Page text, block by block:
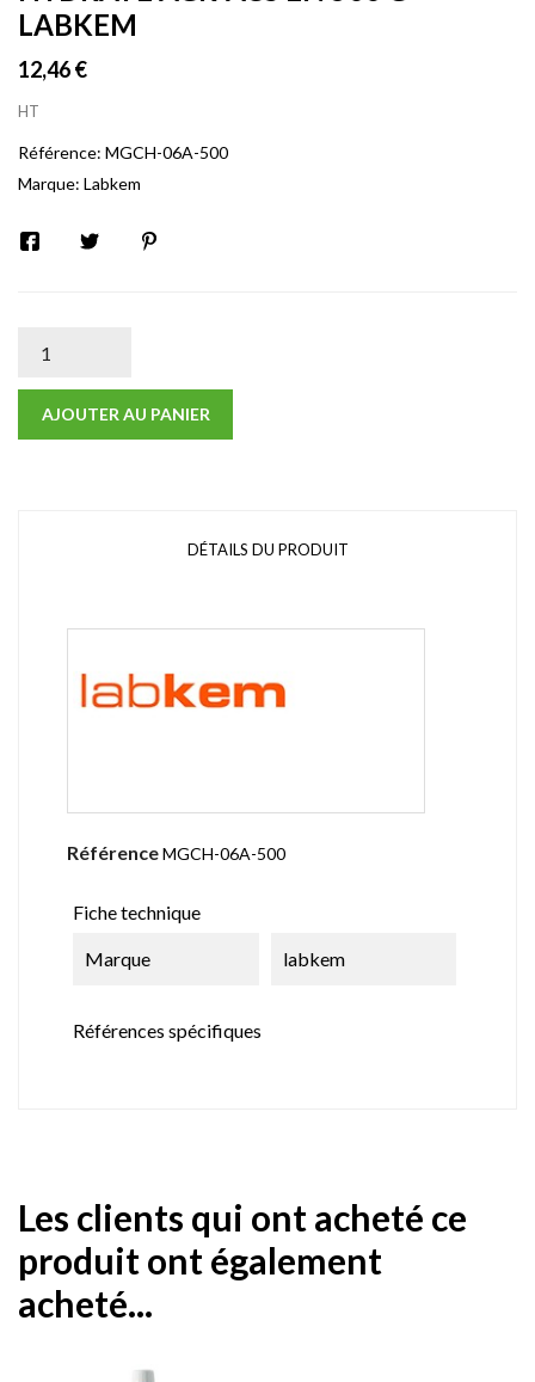
LABKEM
12,46 €
HT
Référence: MGCH-06A-500
Marque: Labkem
AJOUTER AU PANIER
DÉTAILS DU PRODUIT
RéférenceMGCH-06A-500
Fiche technique
Marque labkem
Références spécifiques
Les clients qui ont acheté ce
produit ont également
acheté...